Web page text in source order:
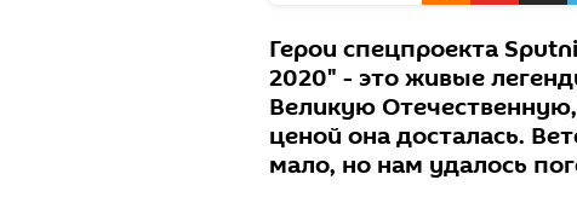
Герои спецпроекта
2020" - это живые
Великую
ценой она досталась.
мало, но нам удалось